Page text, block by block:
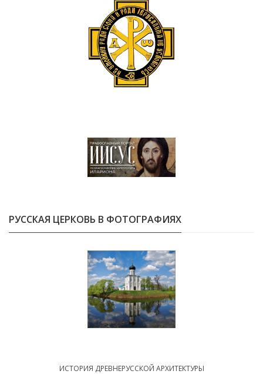
РУССКАЯ ЦЕРКОВЬ В ФОТОГРАФИЯХ
ИСТОРИЯ ДРЕВНЕРУССКОЙ АРХИТЕКТУРЫ